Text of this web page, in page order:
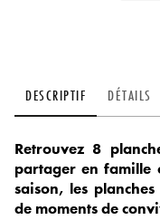
DESCRIPTIF DÉTAILS
Retrouvez 8
partager en famille
saison, les
de moments de